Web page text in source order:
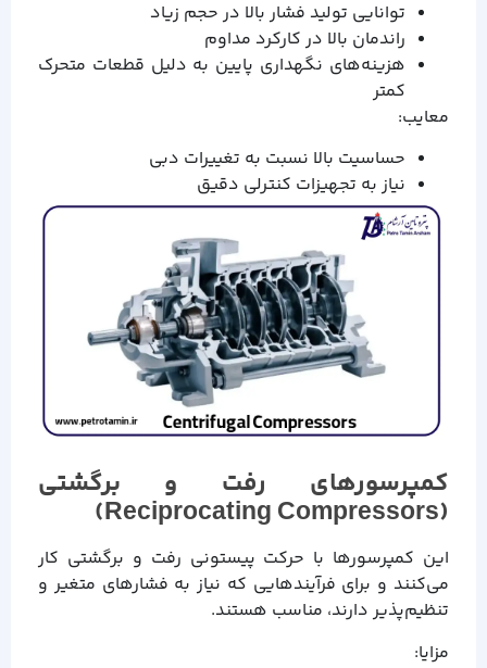
توانایی تولید فشار بالا در حجم زیاد
راندمان بالا در کارکرد مداوم
هزینه‌های نگهداری پایین به دلیل قطعات متحرک
کمتر
معایب:
حساسیت بالا نسبت به تغییرات دبی
نیاز به تجهیزات کنترلی دقیق
کمپرسورهای رفت و برگشتی
(Reciprocating Compressors)
این کمپرسورها با حرکت پیستونی رفت و برگشتی کار
می‌کنند و برای فرآیندهایی که نیاز به فشارهای متغیر و
تنظیم‌پذیر دارند، مناسب هستند.
مزایا: